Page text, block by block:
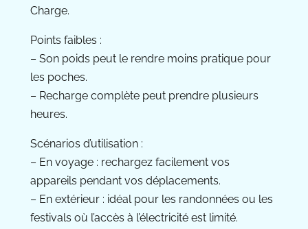
Charge.
Points faibles :
– Son poids peut le rendre moins pratique pour
les poches.
– Recharge complète peut prendre plusieurs
heures.
Scénarios d’utilisation :
– En voyage : rechargez facilement vos
appareils pendant vos déplacements.
– En extérieur : idéal pour les randonnées ou les
festivals où l’accès à l’électricité est limité.